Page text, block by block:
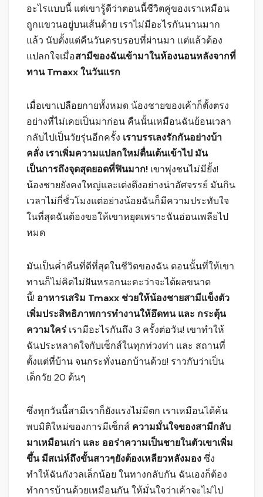
อะไรแบบนี้ แต่เขารู้ดีว่าตอนนี้ชีวิตคู่ของเราเหมือน
ถูกแขวนอยู่บนเส้นด้าย เราไม่มีอะไรกันนานมาก
แล้ว นับตั้งแต่คืนวันครบรอบที่ผ่านมา แต่แล้วต้อง
แปลกใจเมื่อสามีของฉันเข้ามาในห้องนอนหลังจากที่
ทาน Tmaxx ในวันแรก
เมื่อเขาเปลือยกายทั้งหมด น้องชายของเค้าก็ตั้งตรง
อย่างที่ไม่เคยเป็นมาก่อน คืนนั้นเหมือนฉันย้อนเวลา
กลับไปเป็นวัยรุ่นอีกครั้ง เราบรรเลงรักกันอย่างบ้า
คลั่ง เราเพิ่มความแปลกใหม่ตื่นเต้นเข้าไป มัน
เป็นการถึงจุดสุดยอดที่ฟินมาก! เขาพุ่งชนไม่มียั้ง!
น้องชายยังคงใหญ่และเต่งตึงอย่างน่าอัศจรรย์ มันกิน
เวลาไม่กี่ชั่วโมงแต่อย่างน้อยฉันก็มีความประทับใจ
ในที่สุดฉันต้องขอให้เขาหยุดเพราะฉันอ่อนเพลียไป
หมด
มันเป็นค่ำคืนที่ดีที่สุดในชีวิตของฉัน ตอนนั้นที่ให้เขา
ทานก็ไม่คิดไม่ฝันหรอกนะคะว่าจะได้ผลขนาด
นี้! อาหารเสริม Tmaxx ช่วยให้น้องชายสามีแข็งตัว
เพิ่มประสิทธิภาพการทำงานให้อึดทน และ กระตุ้น
ความใคร่ เรามีอะไรกันถึง 3 ครั้งต่อวัน! เขาทำให้
ฉันประหลาดใจกับเซ็กส์ในทุกท่วงท่า และ สถานที่
ตั้งแต่ที่บ้าน จนกระทั่งนอกบ้านด้วย! ราวกับว่าเป็น
เด็กวัย 20 ต้นๆ
ซึ่งทุกวันนี้สามีเราก็ยังแรงไม่มีตก เราเหมือนได้ค้น
พบมิติใหม่ของการมีเซ็กส์ ความมั่นใจของสามีกลับ
มาเหมือนเก่า และ ออร่าความเป็นชายในตัวเขาเพิ่ม
ขึ้น มีสเน่ห์ถึงขั้นสาวๆยังต้องเหลียวหลังมองซึ่ง
ทำให้ฉันกังวลเล็กน้อย ในทางกลับกัน ฉันเองก็ต้อง
ทำการบ้านด้วยเหมือนกัน ให้มั่นใจว่าเค้าจะไม่ไป